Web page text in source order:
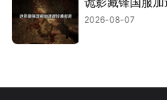
2026-08-07